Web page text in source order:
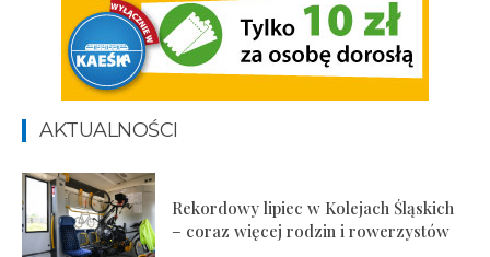
AKTUALNOŚCI
Rekordowy lipiec w Kolejach Śląskich
– coraz więcej rodzin i rowerzystów